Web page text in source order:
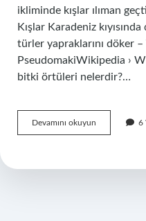
ikliminde kışlar ılıman
Kışlar Karadeniz
türler yapraklarını döker
PseudomakiWikipedia ›
bitki örtüleri nelerdir?…
Devamını okuyun
Türkiyede
6